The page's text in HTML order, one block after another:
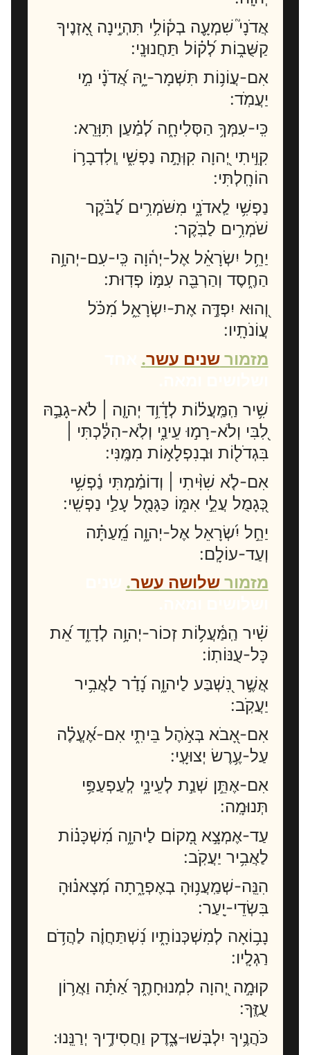
אֲדֹנָי֮ שִׁמְעָ֪ה בְק֫וֹלִ֥י תִּהְיֶ֣ינָה אָ֭זְנֶיךָ
קַשֻּׁב֑וֹת לְ֝ק֗וֹל תַּחֲנוּנָֽי:
אִם-עֲוֹנ֥וֹת תִּשְׁמָר-יָ֑הּ אֲ֝דֹנָ֗י מִ֣י
יַעֲמֹֽד:
כִּֽי-עִמְּךָ֥ הַסְּלִיחָ֑ה לְ֝מַ֗עַן תִּוָּרֵֽא:
קִוִּ֣יתִי יְ֭הוָה קִוְּתָ֣ה נַפְשִׁ֑י וְֽלִדְבָר֥וֹ
הוֹחָֽלְתִּי:
נַפְשִׁ֥י לַֽאדֹנָ֑י מִשֹּׁמְרִ֥ים לַ֝בֹּ֗קֶר
שֹׁמְרִ֥ים לַבֹּֽקֶר:
יַחֵ֥ל יִשְׂרָאֵ֗ל אֶל-יְה֫וָה כִּֽי-עִם-יְהוָ֥ה
הַחֶ֑סֶד וְהַרְבֵּ֖ה עִמּ֣וֹ פְדֽוּת:
וְ֭הוּא יִפְדֶּ֣ה אֶת-יִשְׂרָאֵ֑ל מִ֝כֹּ֗ל
עֲוֹנֹתָֽיו:
מזמורשנים עשר.
שִׁ֥יר הַֽמַּֽעֲל֗וֹת לְדָ֫וִ֥ד יְהוָ֤ה | לֹא-גָבַ֣הּ
לִ֭בִּי וְלֹא-רָמ֣וּ עֵינַ֑י וְלֹֽא-הִלַּ֓כְתִּי |
בִּגְדֹל֖וֹת וּבְנִפְלָא֣וֹת מִמֶּֽנִּי:
אִם-לֹ֤א שִׁוִּ֨יתִי | וְדוֹמַ֗מְתִּי נַ֫פְשִׁ֥י
כְּ֭גָמֻל עֲלֵ֣י אִמּ֑וֹ כַּגָּמֻ֖ל עָלַ֣י נַפְשִֽׁי:
יַחֵ֣ל יִ֝שְׂרָאֵל אֶל-יְהוָ֑ה מֵֽ֝עַתָּ֗ה
וְעַד-עוֹלָֽם:
מזמורשלושה עשר.
שִׁ֗יר הַֽמַּ֫עֲל֥וֹת זְכוֹר-יְהוָ֥ה לְדָוִ֑ד אֵ֝ת
כָּל-עֻנּוֹתֽוֹ:
אֲשֶׁ֣ר נִ֭שְׁבַּע לַיהוָ֑ה נָ֝דַ֗ר לַאֲבִ֥יר
יַעֲקֹֽב:
אִם-אָ֭בֹא בְּאֹ֣הֶל בֵּיתִ֑י אִם-אֶ֝עֱלֶ֗ה
עַל-עֶ֥רֶשׂ יְצוּעָֽי:
אִם-אֶתֵּ֣ן שְׁנַ֣ת לְעֵינָ֑י לְֽעַפְעַפַּ֥י
תְּנוּמָֽה:
עַד-אֶמְצָ֣א מָ֭קוֹם לַיהוָ֑ה מִ֝שְׁכָּנ֗וֹת
לַאֲבִ֥יר יַעֲקֹֽב:
הִנֵּֽה-שְׁמַֽעֲנ֥וּהָ בְאֶפְרָ֑תָה מְ֝צָאנ֗וּהָ
בִּשְׂדֵי-יָֽעַר:
נָב֥וֹאָה לְמִשְׁכְּנוֹתָ֑יו נִ֝שְׁתַּחֲוֶ֗ה לַהֲדֹ֥ם
רַגְלָֽיו:
קוּמָ֣ה יְ֭הוָה לִמְנוּחָתֶ֑ךָ אַ֝תָּ֗ה וַאֲר֥וֹן
עֻזֶּֽךָ:
כֹּהֲנֶ֥יךָ יִלְבְּשׁוּ-צֶ֑דֶק וַחֲסִידֶ֥יךָ יְרַנֵּֽנוּ: